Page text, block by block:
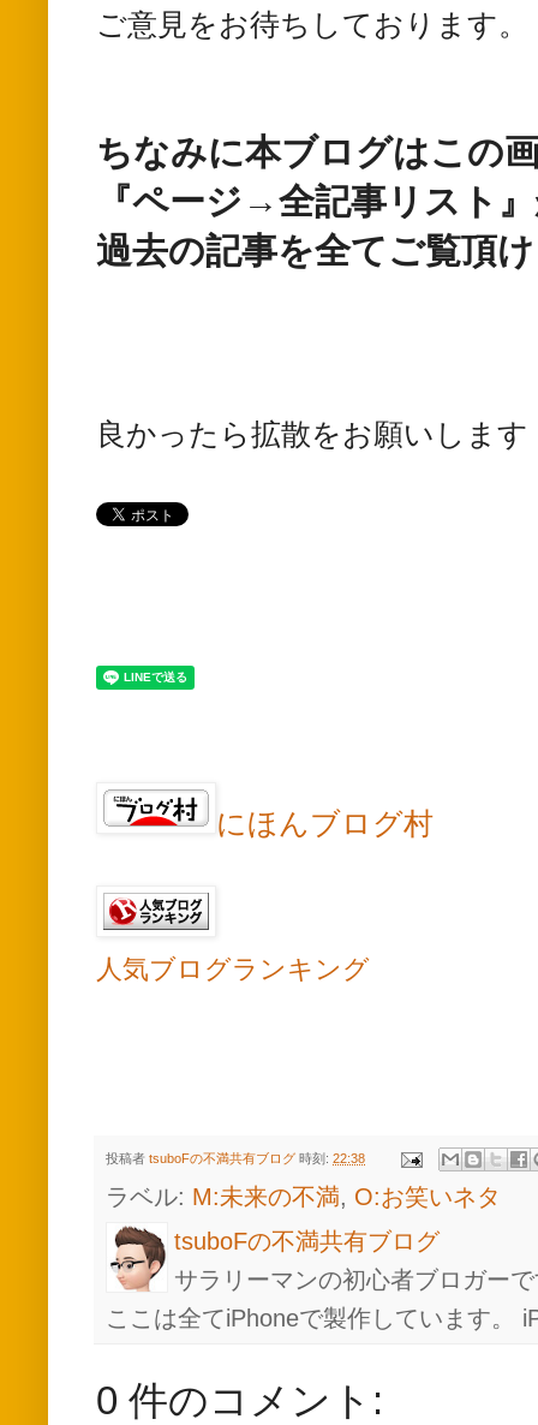
ご意見をお待ちしております。
ちなみに本ブログはこの
『ページ→全記事リスト
過去の記事を全てご覧頂
良かったら拡散をお願いします
にほんブログ村
人気ブログランキング
投稿者 tsuboFの不満共有ブログ 時刻: 22:38
ラベル: M:未来の不満, O:お笑いネタ
tsuboFの不満共有ブログ
サラリーマンの初心者ブロガー
ここは全てiPhoneで製作しています。
0 件のコメント: